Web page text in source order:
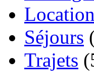
Séjours
Trajets